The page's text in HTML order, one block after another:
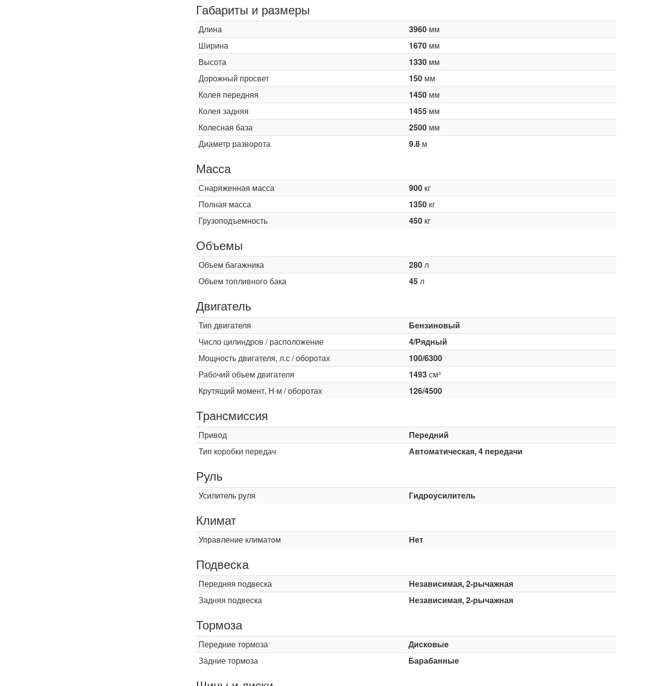
Габариты и размеры
Длина 3960мм
Ширина
1670мм
Высота
1330мм
Дорожный просвет
150мм
Колея передняя
1450мм
Колея задняя
1455мм
Колесная база
2500мм
Диаметр разворота
9.8м
Масса
Снаряженная масса 900кг
Полная масса
1350кг
Грузоподъемность
450кг
Объемы
Объем багажника 280л
Объем топливного бака
45л
Двигатель
Тип двигателя
Бензиновый
Число цилиндров / расположение
4/Рядный
Мощность двигателя, л.с / оборотах
100/6300
Рабочий объем двигателя
1493см³
Крутящий момент, Н·м / оборотах
126/4500
Трансмиссия
Привод
Передний
Тип коробки передач
Автоматическая, 4 передачи
Руль
Усилитель руля Гидроусилитель
Климат
Управление климатом Нет
Подвеска
Передняя подвеска
Независимая, 2-рычажная
Задняя подвеска
Независимая, 2-рычажная
Тормоза
Передние тормоза
Дисковые
Задние тормоза
Барабанные